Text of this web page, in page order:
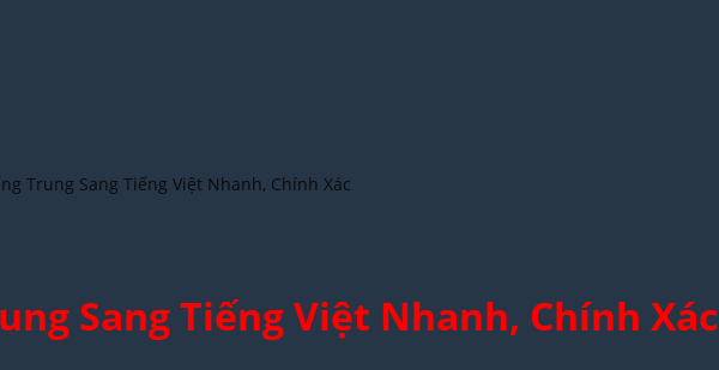
Trung Sang Tiếng Việt Nhanh, Chính Xác
Sang Tiếng Việt Nhanh, Chính Xác